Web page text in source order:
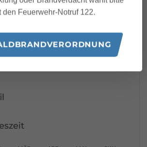
Almwasserpark
Almwasserpark
den Feuerwehr-Notruf 122.